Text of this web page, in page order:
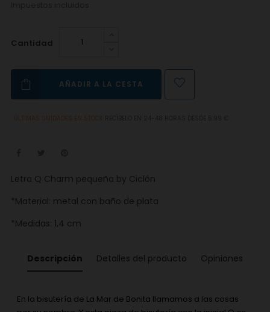
Cantidad
AÑADIR A LA CESTA
ÚLTIMAS UNIDADES EN STOCK
Letra Q Charm pequeña by Ciclón
*Material: metal con baño de plata
*Medidas: 1,4 cm
Descripción Detalles del producto Opiniones
En la bisutería de La Mar de Bonita llamamos a las cosas